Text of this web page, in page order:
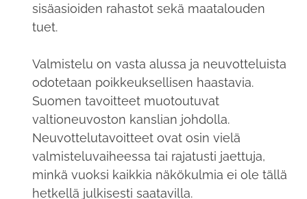
sisäasioiden rahastot sekä maatalouden
tuet.
Valmistelu on vasta alussa ja neuvotteluista
odotetaan poikkeuksellisen haastavia.
Suomen tavoitteet muotoutuvat
valtioneuvoston kanslian johdolla.
Neuvottelutavoitteet ovat osin vielä
valmisteluvaiheessa tai rajatusti jaettuja,
minkä vuoksi kaikkia näkökulmia ei ole tällä
hetkellä julkisesti saatavilla.